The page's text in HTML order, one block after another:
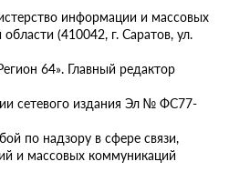
информации и массовых
(410042, г. Саратов, ул.
64». Главный редактор
сетевого издания Эл № ФС77-
по надзору в сфере связи,
и массовых коммуникаций